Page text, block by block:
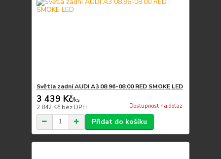
Světla zadní AUDI A3 08.96-08.00 RED SMOKE LED
3 439 Kč/ks
2 842 Kč bez DPH Dostupnost na dotaz
Přidat do košíku